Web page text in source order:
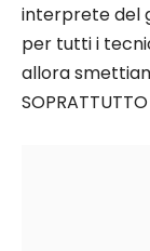
interprete del
per tutti i
allora